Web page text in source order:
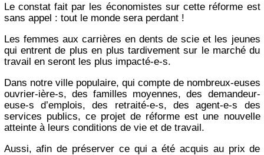
Le constat fait par les économistes sur cette réforme est
sans appel : tout le monde sera perdant !
Les femmes aux carrières en dents de scie et les jeunes
qui entrent de plus en plus tardivement sur le marché du
travail en seront les plus impacté-e-s.
Dans notre ville populaire, qui compte de nombreux-euses
ouvrier-ière-s, des familles moyennes, des demandeur-
euse-s d’emplois, des retraité-e-s, des agent-e-s des
services publics, ce projet de réforme est une nouvelle
atteinte à leurs conditions de vie et de travail.
Aussi, afin de préserver ce qui a été acquis au prix de